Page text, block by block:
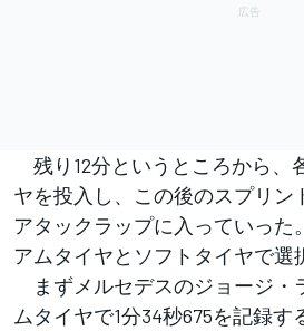
残り12分というところから、
ヤを投入し、この後のスプリン
アタックラップに入っていった
アムタイヤとソフトタイヤで選
まずメルセデスのジョージ・
ムタイヤで1分34秒675を記録